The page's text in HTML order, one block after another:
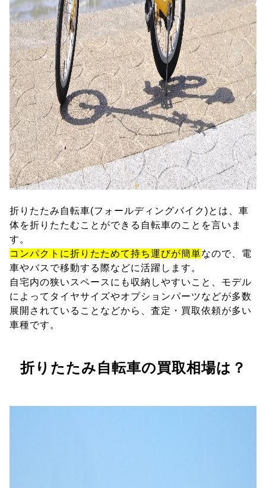
折りたたみ自転車(フォールディングバイク)とは、車
体を折りたたむことができる自転車のことを言いま
す。
コンパクトに折りたためて持ち運びが簡単なので、電
車やバスで移動する際などに活躍します。
自宅内の狭いスペースにも収納しやすいこと、モデル
によってタイヤサイズやオプションパーツなどが多数
展開されていることなどから、査定・買取依頼が多い
車種です。
折りたたみ自転車の買取相場は？